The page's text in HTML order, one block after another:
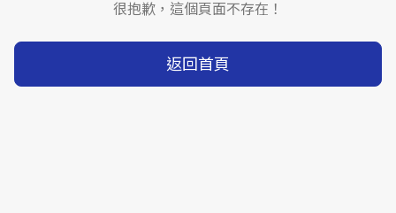
很抱歉，這個頁面不存在！
返回首頁